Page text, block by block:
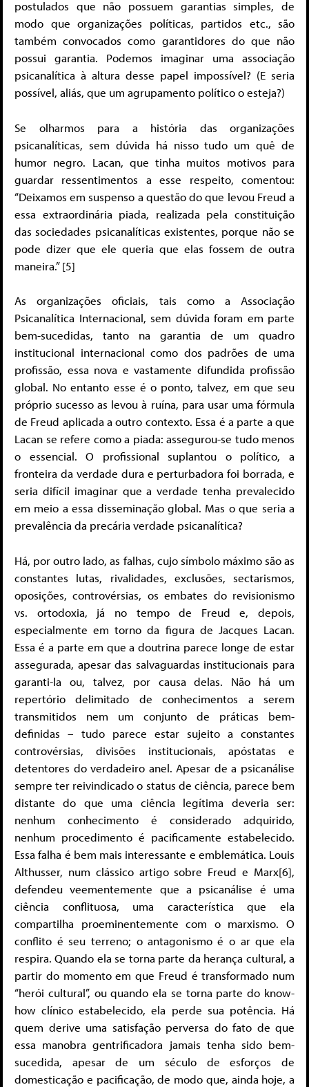
postulados que não possuem garantias simples, de
modo que organizações políticas, partidos etc., são
também convocados como garantidores do que não
possui garantia. Podemos imaginar uma associação
psicanalítica à altura desse papel impossível? (E seria
possível, aliás, que um agrupamento político o esteja?)
Se olharmos para a história das organizações
psicanalíticas, sem dúvida há nisso tudo um quê de
humor negro. Lacan, que tinha muitos motivos para
guardar ressentimentos a esse respeito, comentou:
“Deixamos em suspenso a questão do que levou Freud a
essa extraordinária piada, realizada pela constituição
das sociedades psicanalíticas existentes, porque não se
pode dizer que ele queria que elas fossem de outra
maneira.” [5]
As organizações oficiais, tais como a Associação
Psicanalítica Internacional, sem dúvida foram em parte
bem-sucedidas, tanto na garantia de um quadro
institucional internacional como dos padrões de uma
profissão, essa nova e vastamente difundida profissão
global. No entanto esse é o ponto, talvez, em que seu
próprio sucesso as levou à ruína, para usar uma fórmula
de Freud aplicada a outro contexto. Essa é a parte a que
Lacan se refere como a piada: assegurou-se tudo menos
o essencial. O profissional suplantou o político, a
fronteira da verdade dura e perturbadora foi borrada, e
seria difícil imaginar que a verdade tenha prevalecido
em meio a essa disseminação global. Mas o que seria a
prevalência da precária verdade psicanalítica?
Há, por outro lado, as falhas, cujo símbolo máximo são as
constantes lutas, rivalidades, exclusões, sectarismos,
oposições, controvérsias, os embates do revisionismo
vs. ortodoxia, já no tempo de Freud e, depois,
especialmente em torno da figura de Jacques Lacan.
Essa é a parte em que a doutrina parece longe de estar
assegurada, apesar das salvaguardas institucionais para
garanti-la ou, talvez, por causa delas. Não há um
repertório delimitado de conhecimentos a serem
transmitidos nem um conjunto de práticas bem-
definidas – tudo parece estar sujeito a constantes
controvérsias, divisões institucionais, apóstatas e
detentores do verdadeiro anel. Apesar de a psicanálise
sempre ter reivindicado o status de ciência, parece bem
distante do que uma ciência legítima deveria ser:
nenhum conhecimento é considerado adquirido,
nenhum procedimento é pacificamente estabelecido.
Essa falha é bem mais interessante e emblemática. Louis
Althusser, num clássico artigo sobre Freud e Marx[6],
defendeu veementemente que a psicanálise é uma
ciência conflituosa, uma característica que ela
compartilha proeminentemente com o marxismo. O
conflito é seu terreno; o antagonismo é o ar que ela
respira. Quando ela se torna parte da herança cultural, a
partir do momento em que Freud é transformado num
“herói cultural”, ou quando ela se torna parte do know-
how clínico estabelecido, ela perde sua potência. Há
quem derive uma satisfação perversa do fato de que
essa manobra gentrificadora jamais tenha sido bem-
sucedida, apesar de um século de esforços de
domesticação e pacificação, de modo que, ainda hoje, a